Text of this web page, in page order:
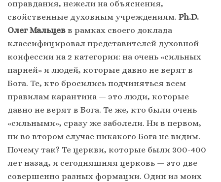
оправдания, нежели на объяснения,
свойственные духовным учреждениям. Ph.D.
Олег Мальцев в рамках своего доклада
классифицировал представителей духовной
конфессии на 2 категории: на очень «сильных
парней» и людей, которые давно не верят в
Бога. Те, кто бросились подчиняться всем
правилам карантина — это люди, которые
давно не верят в Бога. Те же, кто были очень
«сильными», сразу же заболели. Ни в первом,
ни во втором случае никакого Бога не видим.
Почему так? Те церкви, которые были 300-400
лет назад, и сегодняшняя церковь — это две
совершенно разных формации. Один из моих